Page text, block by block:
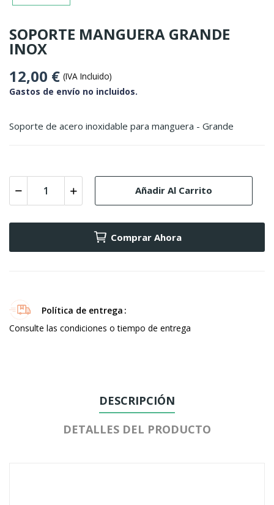
SOPORTE MANGUERA GRANDE
INOX
12,00 € (IVA Incluido)
Gastos de envío no incluidos.
Soporte de acero inoxidable para manguera - Grande
Añadir Al Carrito
Comprar Ahora
Política de entrega
Consulte las condiciones o tiempo de entrega
DESCRIPCIÓN
DETALLES DEL PRODUCTO